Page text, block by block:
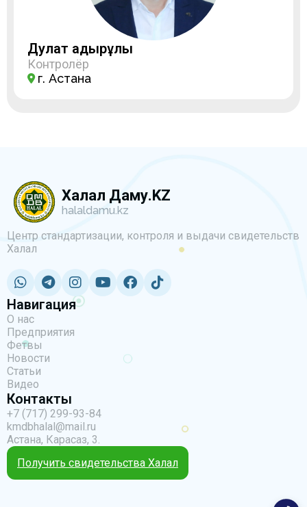
Дулат Қадырұлы
Контролёр
г. Астана
Халал Даму.KZ
halaldamu.kz
Центр стандартизации, контроля и выдачи свидетельств
Халал
Навигация
О нас
Предприятия
Фетвы
Новости
Статьи
Видео
Контакты
+7 (717) 299-93-84
kmdbhalal@mail.ru
Астана, Карасаз, 3.
Получить свидетельства Халал